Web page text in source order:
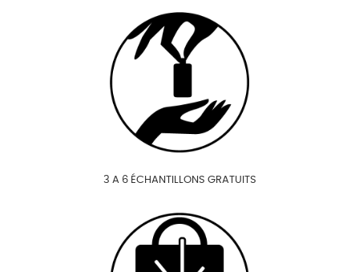
3 A 6 ÉCHANTILLONS GRATUITS